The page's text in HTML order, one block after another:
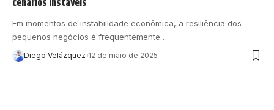
Em momentos de instabilidade econômica, a resiliência dos
pequenos negócios é frequentemente…
Diego Velázquez 12 de maio de 2025